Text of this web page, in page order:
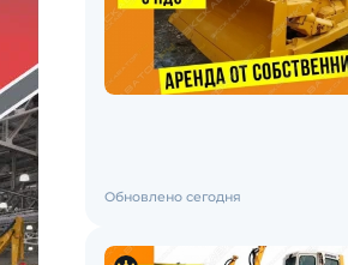
Обновлено сегодня